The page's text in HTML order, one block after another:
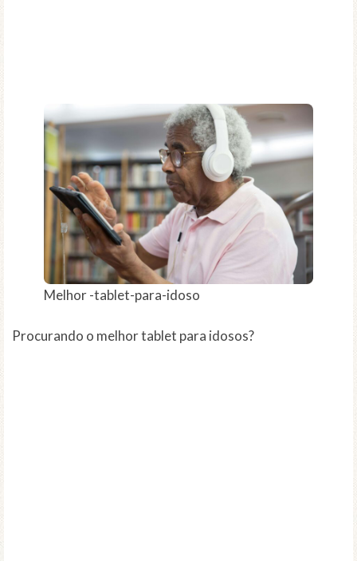
Melhor -tablet-para-idoso
Procurando o melhor tablet para idosos?